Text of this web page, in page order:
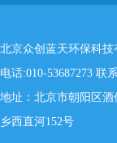
北京众创蓝天环保科技
电话:010-53687273 联
地址：北京市朝阳区
乡西直河152号